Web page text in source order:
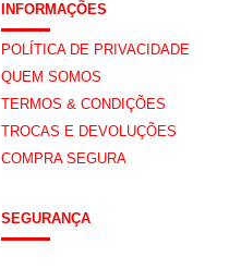
INFORMAÇÕES
POLÍTICA DE PRIVACIDADE
QUEM SOMOS
TERMOS & CONDIÇÕES
TROCAS E DEVOLUÇÕES
COMPRA SEGURA
SEGURANÇA